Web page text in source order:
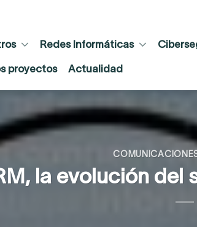
Redes Informáticas
proyectos Actualidad
la evolución del